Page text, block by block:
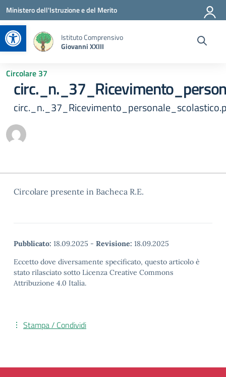
Apri la barra degli strumenti
Vai ai contenuti
Vai al menu di navigazione
Vai al footer
Ministero dell'Istruzione e del Merito
Istituto Comprensivo
Giovanni XXIII
Circolare 37
Circolare presente in Bacheca R.E.
Pubblicato: 18.09.2025 - Revisione: 18.09.2025
Eccetto dove diversamente specificato, questo articolo è
stato rilasciato sotto Licenza Creative Commons
Attribuzione 4.0 Italia.
Stampa / Condividi